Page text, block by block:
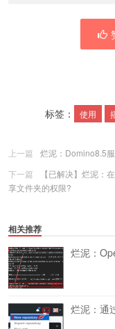
标签： 使用
上一篇
烂泥：Domino8.5
下一篇
【已解决】烂泥：
享文件夹的权限?
相关推荐
烂泥：
烂泥：通